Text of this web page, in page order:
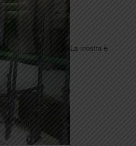
La mostra è